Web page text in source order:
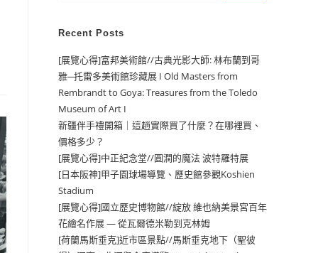
Recent Posts
[展覽心得]富邦美術館//古典光影大師: 林布蘭到哥
雅─托雷多美術館珍藏展 I Old Masters from
Rembrandt to Goya: Treasures from the Toledo
Museum of Art I
新疆伴手禮開箱｜這趟實際買了什麼？在哪裡買、
價格多少？
[展覽心得]中正紀念堂//圓潤的魔法 波特羅特展
[日本阪神]甲子園球場導覽、歷史館參觀Koshien
Stadium
[展覽心得]國立歷史博物館//綻放 維也納美景宮百年
花繪名作展 — 從瓦爾德米勒到克林姆
[荷蘭馬斯垂克]近市區景點//馬斯垂克地下（聖彼